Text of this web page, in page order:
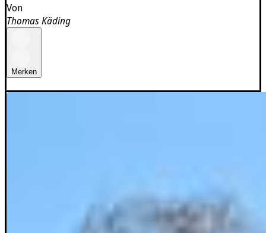
Von
Thomas Käding
Merken